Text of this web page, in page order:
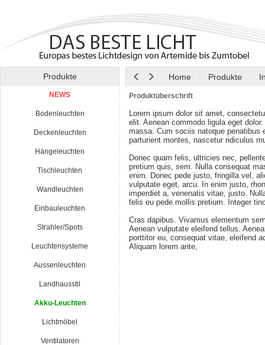
Produkte Home Produkte
NEWS
Bodenleuchten
Deckenleuchten
Hängeleuchten
Tischleuchten
Wandleuchten
Einbauleuchten
Strahler/Spots
Leuchtensysteme
Aussenleuchten
Landhausstil
Akku-Leuchten
Lichtmöbel
Ventilatoren
Produktüberschrift
Lorem ipsum dolor sit amet,
elit. Aenean commodo ligula eget dolor.
massa. Cum sociis natoque penatibus
parturient montes, nascetur ridiculus
Donec quam felis, ultricies nec,
pretium quis, sem. Nulla consequat
enim. Donec pede justo, fringilla vel,
vulputate eget, arcu. In enim justo,
imperdiet a, venenatis vitae, justo.
felis eu pede mollis pretium. Integer
Cras dapibus. Vivamus elementum
Aenean vulputate eleifend tellus.
porttitor eu, consequat vitae, eleifend
Aliquam lorem ante,